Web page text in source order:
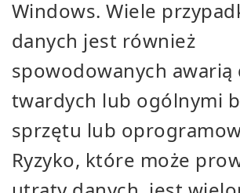
Windows. Wiele
danych jest również
spowodowanych awarią
twardych lub ogólnymi
sprzętu lub
Ryzyko, które może